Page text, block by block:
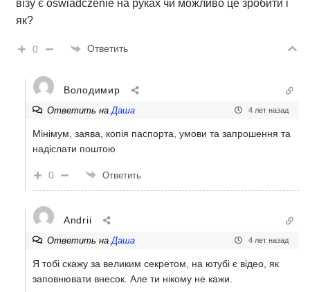
візу є oświadczenie на руках чи можливо це зробити і
як?
0 Ответить
Володимир
Ответить на Даша 4 лет назад
Мінімум, заява, копія паспорта, умови та запрошення та
надіслати поштою
0 Ответить
Andrii
Ответить на Даша 4 лет назад
Я тобі скажу за великим секретом, на ютубі є відео, як
заповнювати внесок. Але ти нікому не кажи.